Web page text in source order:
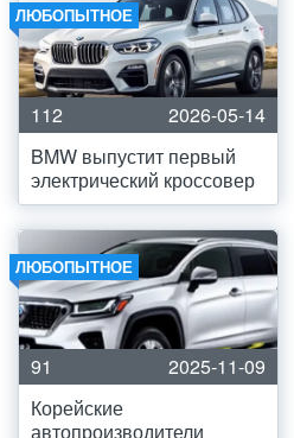
ЛЮБОПЫТНОЕ
112
2026-05-14
BMW выпустит первый
электрический кроссовер
ЛЮБОПЫТНОЕ
91
2025-11-09
Корейские
автопроизводители